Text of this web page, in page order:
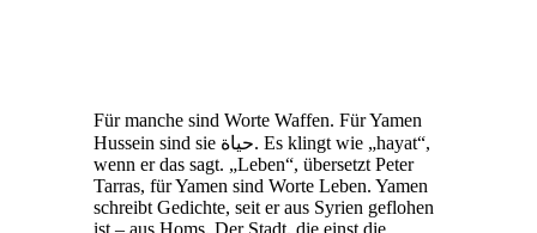
Für manche sind Worte Waffen. Für Yamen
Hussein sind sie حياة. Es klingt wie „hayat“,
wenn er das sagt. „Leben“, übersetzt Peter
Tarras, für Yamen sind Worte Leben. Yamen
schreibt Gedichte, seit er aus Syrien geflohen
ist – aus Homs. Der Stadt, die einst die